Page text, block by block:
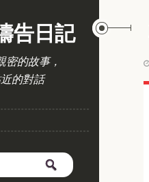
告日記
密的故事，
的對話